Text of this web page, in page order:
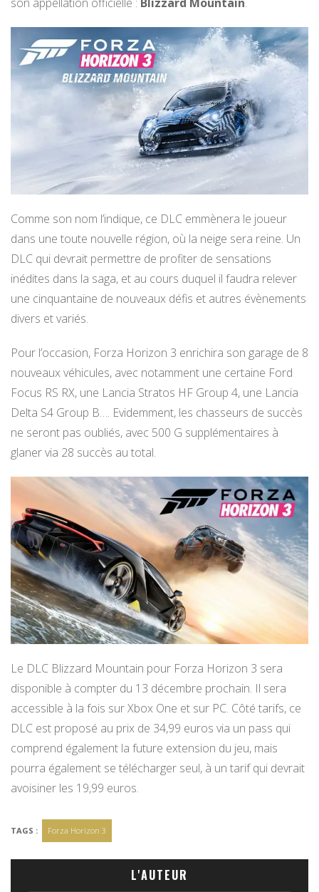
Comme son nom l’indique, ce DLC emmènera le joueur
dans une toute nouvelle région, où la neige sera reine. Un
DLC qui devrait permettre de profiter de sensations
inédites dans la saga, et au cours duquel il faudra relever
une cinquantaine de nouveaux défis et autres évènements
divers et variés.
Pour l’occasion, Forza Horizon 3 enrichira son garage de 8
nouveaux véhicules, avec notamment une certaine Ford
Focus RS RX, une Lancia Stratos HF Group 4, une Lancia
Delta S4 Group B…. Evidemment, les chasseurs de succès
ne seront pas oubliés, avec 500 G supplémentaires à
glaner via 28 succès au total.
Le DLC Blizzard Mountain pour Forza Horizon 3 sera
disponible à compter du 13 décembre prochain. Il sera
accessible à la fois sur Xbox One et sur PC. Côté tarifs, ce
DLC est proposé au prix de 34,99 euros via un pass qui
comprend également la future extension du jeu, mais
pourra également se télécharger seul, à un tarif qui devrait
avoisiner les 19,99 euros.
TAGS : Forza Horizon 3
L'AUTEUR